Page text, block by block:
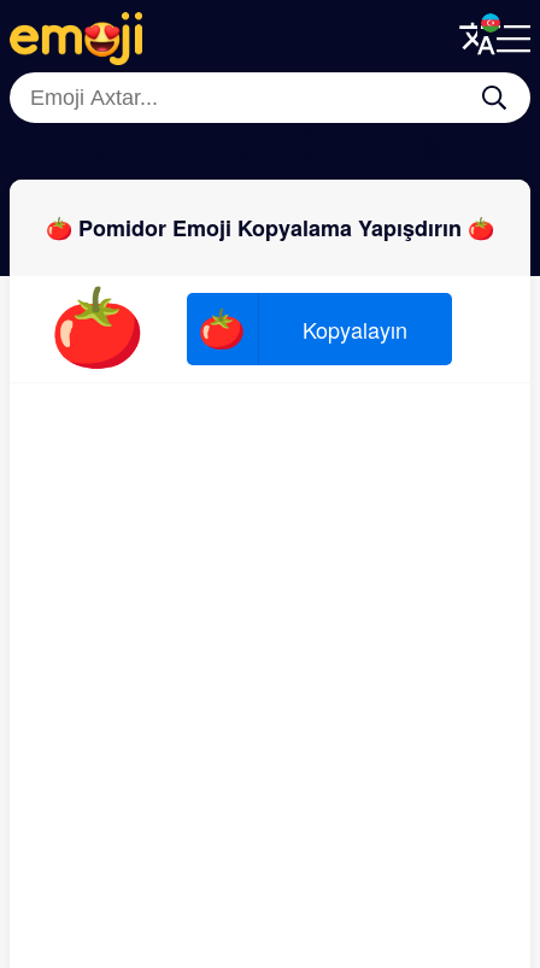
Menu
Close
Menu
Close
🍅 Pomidor Emoji Kopyalama Yapışdırın 🍅
🍅 🍅 Kopyalayın